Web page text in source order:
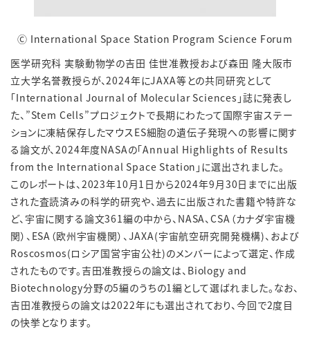
Ⓒ International Space Station Program Science Forum
医学研究科 実験動物学の吉田 佳世准教授および森田 隆大阪市
立大学名誉教授らが、2024年にJAXA等との共同研究として
「International Journal of Molecular Sciences」誌に発表し
た、”Stem Cells”プロジェクトで長期にわたって国際宇宙ステー
ションに凍結保存したマウスES細胞の遺伝子発現への影響に関す
る論文が、2024年度NASAの「Annual Highlights of Results
from the International Space Station」に選出されました。
このレポートは、2023年10月1日から2024年9月30日までに出版
された査読済みの科学的研究や、過去に出版された書籍や特許な
ど、宇宙に関する論文361編の中から、NASA、CSA（カナダ宇宙機
関）、ESA（欧州宇宙機関）、JAXA(宇宙航空研究開発機構)、および
Roscosmos(ロシア国営宇宙公社)のメンバーによって選定、作成
されたものです。吉田准教授らの論文は、Biology and
Biotechnology分野の5編のうちの1編として選ばれました。なお、
吉田准教授らの論文は2022年にも選出されており、今回で2度目
の快挙となります。